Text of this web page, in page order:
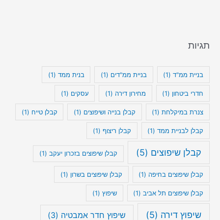
תגיות
בניית ממ"ד(1) בניית ממ"דים (1) בנית ממד (1)
חדרי ביטחון (1) מחירון דירה (1) עסקים (1)
צנרת במיקלחת(1) קבלן בנייה ושיפוצים (1) קבלן טייח (1)
קבלן לבניית ממד(1) קבלן ריצוף (1)
קבלן שיפוצים (5) קבלן שיפוצים בזכרון יעקב (1)
קבלן שיפוצים בחיפה (1) קבלן שיפוצים בשרון (1)
קבלן שיפוצים תל אביב(1) שיפוץ (1)
שיפוץ דירה (5) שיפוץ חדר אמבטיה (3)